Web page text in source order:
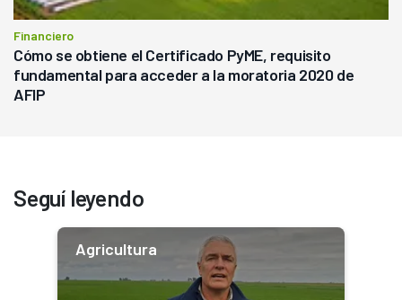
Financiero
Cómo se obtiene el Certificado PyME, requisito
fundamental para acceder a la moratoria 2020 de
AFIP
Seguí leyendo
Agricultura